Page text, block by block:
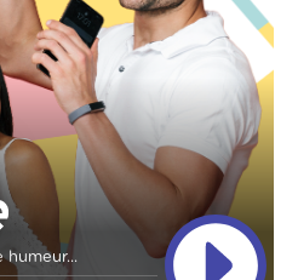
humeur...